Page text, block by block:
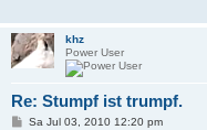
khz
Power User
Re: Stumpf ist trumpf.
BSa Jul 03, 2010 12:20 pm